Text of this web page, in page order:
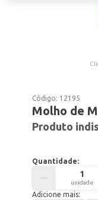
Código: 12195
Molho de
Produto
Quantidade:
unidade
Adicione mais: